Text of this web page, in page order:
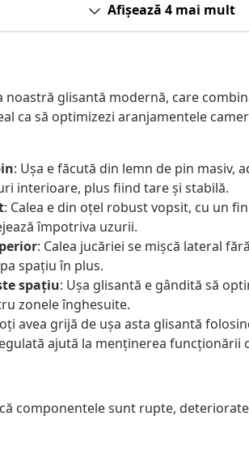
Afișează 4 mai mult
glisantă modernă, care
ca să optimizezi aranjamentele
: Ușa e făcută din lemn de pin masiv,
interioare, plus fiind tare și stabilă.
: Calea e din oțel robust vopsit, cu un
împotriva uzurii.
: Calea jucăriei se mișcă lateral
spațiu în plus.
spațiu: Ușa glisantă e gândită să
zonele înghesuite.
avea grijă de ușa asta glisantă
ajută la menținerea funcționării
componentele sunt rupte,